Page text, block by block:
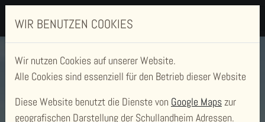
WIR BENUTZEN COOKIES
Wir nutzen Cookies auf unserer Website.
Alle Cookies sind essenziell für den Betrieb dieser Website
Diese Website benutzt die Dienste von Google Mapszur
geografischen Darstellung der Schullandheim Adressen.